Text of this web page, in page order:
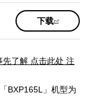
a
new
tab)
下载(opens
in
a
tab)
了解 点击此处 注
BXP165L」机型为